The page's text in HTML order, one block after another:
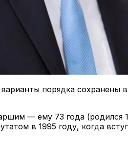
порядка сохранены в
— ему 73 года (родился
в 1995 году, когда